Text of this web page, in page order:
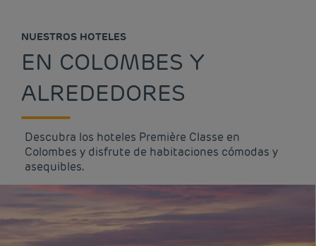
NUESTROS HOTELES
EN COLOMBES Y
ALREDEDORES
Descubra los hoteles Première Classe en
Colombes y disfrute de habitaciones cómodas y
asequibles.